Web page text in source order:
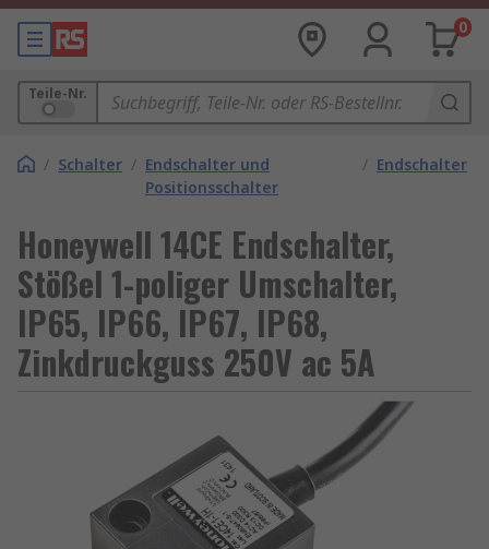
0
Teile-Nr.
/ Schalter / Endschalter und
Positionsschalter
/ Endschalter
Honeywell 14CE Endschalter,
Stößel 1-poliger Umschalter,
IP65, IP66, IP67, IP68,
Zinkdruckguss 250V ac 5A